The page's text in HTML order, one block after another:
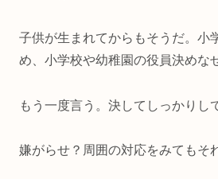
子供が生まれてからもそうだ。小
め、小学校や幼稚園の役員決めな
もう一度言う。決してしっかりし
嫌がらせ？周囲の対応をみてもそ